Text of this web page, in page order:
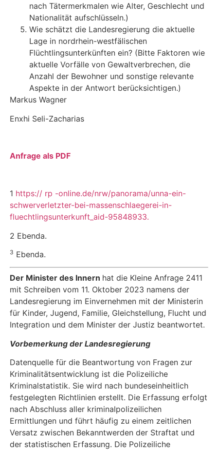
nach Tätermerkmalen wie Alter, Geschlecht und
Nationalität aufschlüsseln.)
Wie schätzt die Landesregierung die aktuelle
Lage in nordrhein-westfälischen
Flüchtlingsunterkünften ein? (Bitte Faktoren wie
aktuelle Vorfälle von Gewaltverbrechen, die
Anzahl der Bewohner und sonstige relevante
Aspekte in der Antwort berücksichtigen.)
Markus Wagner
Enxhi Seli-Zacharias
Anfrage als PDF
1 https:// rp -online.de/nrw/panorama/unna-ein-
schwerverletzter-bei-massenschlaegerei-in-
fluechtlingsunterkunft_aid-95848933.
2 Ebenda.
3 Ebenda.
Der Minister des Innern hat die Kleine Anfrage 2411
mit Schreiben vom 11. Oktober 2023 namens der
Landesregierung im Einvernehmen mit der Ministerin
für Kinder, Jugend, Familie, Gleichstellung, Flucht und
Integration und dem Minister der Justiz beantwortet.
Vorbemerkung der Landesregierung
Datenquelle für die Beantwortung von Fragen zur
Kriminalitätsentwicklung ist die Polizeiliche
Kriminalstatistik. Sie wird nach bundeseinheitlich
festgelegten Richtlinien erstellt. Die Erfas­sung erfolgt
nach Abschluss aller kriminalpolizeilichen
Ermittlungen und führt häufig zu einem zeitlichen
Versatz zwischen Bekanntwerden der Straftat und
der statistischen Erfassung. Die Polizeiliche